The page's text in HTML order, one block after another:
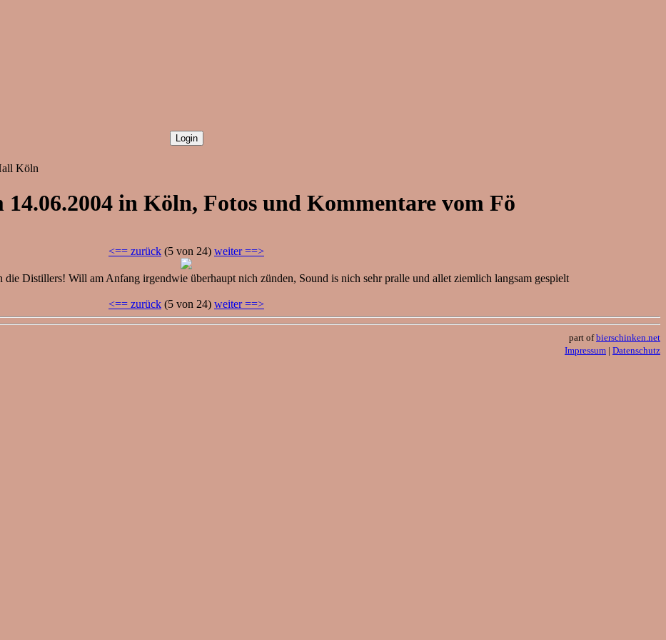
Köln
in Köln, Fotos und Kommentare vom Fö
<== zurück (5 von 24) weiter ==>
die Distillers! Will am Anfang irgendwie überhaupt nich zünden, Sound is nich sehr pralle und allet ziemlich langsam gespielt
<== zurück (5 von 24) weiter ==>
part ofbierschinken.net
Impressum | Datenschutz